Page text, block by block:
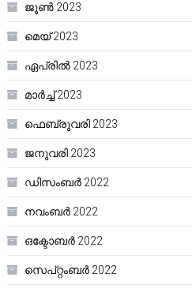
ജൂൺ 2023
മെയ്‌ 2023
ഏപ്രിൽ 2023
മാർച്ച്‌ 2023
ഫെബ്രുവരി 2023
ജനുവരി 2023
ഡിസംബർ 2022
നവംബർ 2022
ഒക്ടോബർ 2022
സെപ്റ്റംബർ 2022